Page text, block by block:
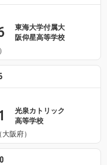
東海大学付属大
阪仰星高等学校
光泉カトリック
高等学校
阪府）